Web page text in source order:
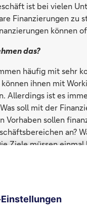
ist bei vielen
Finanzierungen
können
das?
häufig mit sehr
ihnen mit
Allerdings ist es
soll mit der
Vorhaben sollen
an?
Ziele müssen
sind
Unternehmen in